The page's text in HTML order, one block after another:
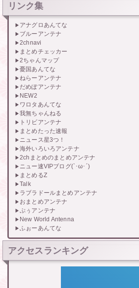
リンク集
アナグロあんてな
ブルーアンテナ
2chnavi
まとめチェッカー
2ちゃんマップ
憂国あんてな
ねらーアンテナ
だめぽアンテナ
NEW2
ワロタあんてな
我無ちゃんねる
トリビアンテナ
まとめたった速報
ニュース星3つ！
海外いろいろアンテナ
2chまとめのまとめアンテナ
ニュー速VIPブログ(`･ω･´)
まとめるZ
Talk
ラブラドールまとめアンテナ
おまとめアンテナ
ぷぅアンテナ
New World Antenna
ふぉーあんてな
アクセスランキング